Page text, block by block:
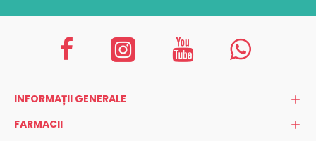
INFORMAȚII GENERALE
FARMACII